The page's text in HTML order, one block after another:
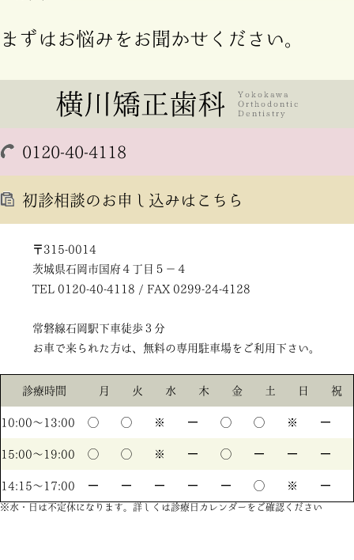
まずはお悩みをお聞かせください。
0120-40-4118
初診相談のお申し込みはこちら
〒315-0014
茨城県石岡市国府４丁目５－４
TEL 0120-40-4118 / FAX 0299-24-4128
常磐線石岡駅下車徒歩３分
お車で来られた方は、無料の専用駐車場をご利用下さい。
診療時間 月 火 水 木 金 土 日 祝
10:00〜13:00 ◯ ◯ ※ ー ◯ ◯ ※ ー
15:00〜19:00 ◯ ◯ ※ ー ◯ ー ー ー
14:15〜17:00 ー ー ー ー ー ◯ ※ ー
※水・日は不定休になります。詳しくは診療日カレンダーをご確認ください